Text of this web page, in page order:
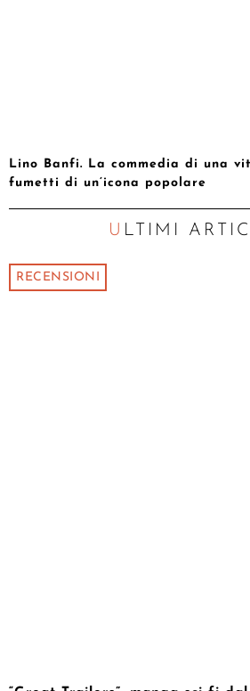
Lino Banfi. La commedia di una
fumetti di un’icona popolare
ULTIMI
RECENSIONI